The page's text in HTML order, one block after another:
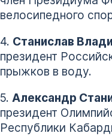
велосипедного
4. Станислав
президент
прыжков в воду.
5. Александр
президент
Республики